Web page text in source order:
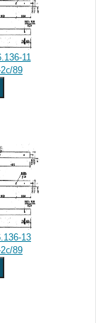
11
89
13
89